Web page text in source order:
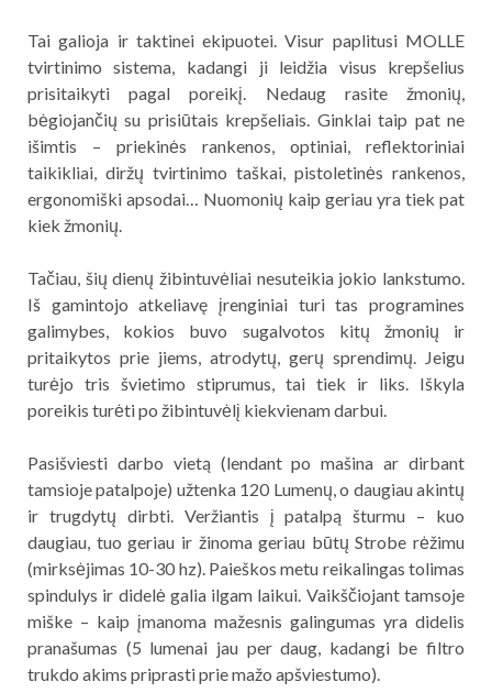
Tai galioja ir taktinei ekipuotei. Visur paplitusi MOLLE
tvirtinimo sistema, kadangi ji leidžia visus krepšelius
prisitaikyti pagal poreikį. Nedaug rasite žmonių,
bėgiojančių su prisiūtais krepšeliais. Ginklai taip pat ne
išimtis – priekinės rankenos, optiniai, reflektoriniai
taikikliai, diržų tvirtinimo taškai, pistoletinės rankenos,
ergonomiški apsodai… Nuomonių kaip geriau yra tiek pat
kiek žmonių.
Tačiau, šių dienų žibintuvėliai nesuteikia jokio lankstumo.
Iš gamintojo atkeliavę įrenginiai turi tas programines
galimybes, kokios buvo sugalvotos kitų žmonių ir
pritaikytos prie jiems, atrodytų, gerų sprendimų. Jeigu
turėjo tris švietimo stiprumus, tai tiek ir liks. Iškyla
poreikis turėti po žibintuvėlį kiekvienam darbui.
Pasišviesti darbo vietą (lendant po mašina ar dirbant
tamsioje patalpoje) užtenka 120 Lumenų, o daugiau akintų
ir trugdytų dirbti. Veržiantis į patalpą šturmu – kuo
daugiau, tuo geriau ir žinoma geriau būtų Strobe rėžimu
(mirksėjimas 10-30 hz). Paieškos metu reikalingas tolimas
spindulys ir didelė galia ilgam laikui. Vaikščiojant tamsoje
miške – kaip įmanoma mažesnis galingumas yra didelis
pranašumas (5 lumenai jau per daug, kadangi be filtro
trukdo akims priprasti prie mažo apšviestumo).